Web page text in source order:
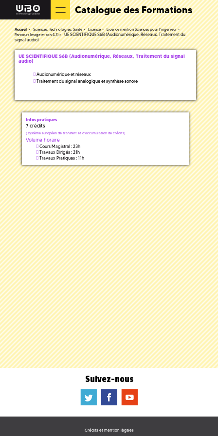
Catalogue des Formations
Accueil Sciences, Technologies, Santé Licence
Licence mention Sciences pour l'ingénieur
Parcours Image et son (L3)
UE SCIENTIFIQUE S6B (Audionumérique, Réseaux, Traitement du
signal audio)
UE SCIENTIFIQUE S6B (Audionumérique, Réseaux, Traitement du signal
audio)
Audionumérique et réseaux
Traitement du signal analogique et synthèse sonore
Infos pratiques
7 crédits
( système européen de transfert et d'accumulation de crédits)
Volume horaire
Cours Magistral : 23h
Travaux Dirigés : 21h
Travaux Pratiques : 11h
Suivez-nous
a b f
Crédits et mention légales